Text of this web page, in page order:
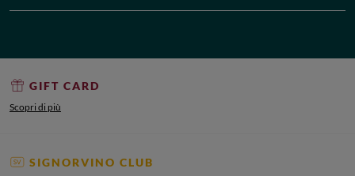
GIFT CARD
Scopri di più
SIGNORVINO CLUB